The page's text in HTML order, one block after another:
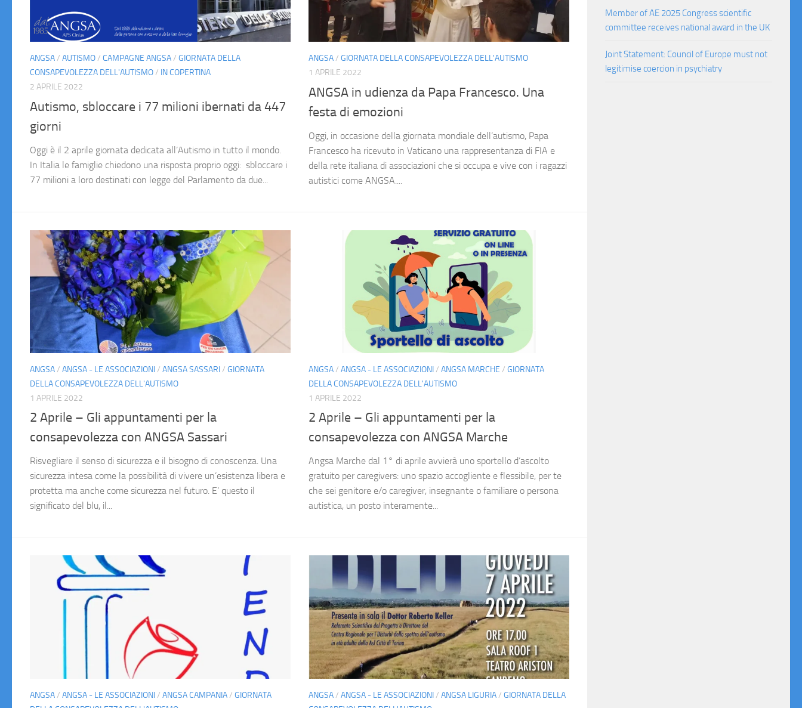
ANGSA/ AUTISMO/ CAMPAGNE ANGSA/ GIORNATA DELLA
CONSAPEVOLEZZA DELL'AUTISMO/ IN COPERTINA
2 APRILE 2022
Autismo, sbloccare i 77 milioni ibernati da 447
giorni
Oggi è il 2 aprile giornata dedicata all’Autismo in tutto il mondo.
In Italia le famiglie chiedono una risposta proprio oggi: sbloccare i
77 milioni a loro destinati con legge del Parlamento da due...
ANGSA/ GIORNATA DELLA CONSAPEVOLEZZA DELL'AUTISMO
1 APRILE 2022
ANGSA in udienza da Papa Francesco. Una
festa di emozioni
Oggi, in occasione della giornata mondiale dell’autismo, Papa
Francesco ha ricevuto in Vaticano una rappresentanza di FIA e
della rete italiana di associazioni che si occupa e vive con i ragazzi
autistici come ANGSA....
ANGSA/ ANGSA - LE ASSOCIAZIONI/ ANGSA SASSARI/ GIORNATA
DELLA CONSAPEVOLEZZA DELL'AUTISMO
1 APRILE 2022
2 Aprile – Gli appuntamenti per la
consapevolezza con ANGSA Sassari
Risvegliare il senso di sicurezza e il bisogno di conoscenza. Una
sicurezza intesa come la possibilità di vivere un’esistenza libera e
protetta ma anche come sicurezza nel futuro. E’ questo il
significato del blu, il...
ANGSA/ ANGSA - LE ASSOCIAZIONI/ ANGSA MARCHE / GIORNATA
DELLA CONSAPEVOLEZZA DELL'AUTISMO
1 APRILE 2022
2 Aprile – Gli appuntamenti per la
consapevolezza con ANGSA Marche
Angsa Marche dal 1° di aprile avvierà uno sportello d’ascolto
gratuito per caregivers: uno spazio accogliente e flessibile, per te
che sei genitore e/o caregiver, insegnante o familiare o persona
autistica, un posto interamente...
ANGSA/ ANGSA - LE ASSOCIAZIONI/ ANGSA CAMPANIA/ GIORNATA
ANGSA/ ANGSA - LE ASSOCIAZIONI/ ANGSA LIGURIA/ GIORNATA DELLA
Member of AE 2025 Congress scientific
committee receives national award in the UK
Joint Statement: Council of Europe must not
legitimise coercion in psychiatry